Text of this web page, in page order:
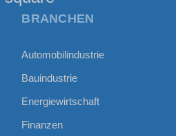
BRANCHEN
Automobilindustrie
Bauindustrie
Energiewirtschaft
Finanzen